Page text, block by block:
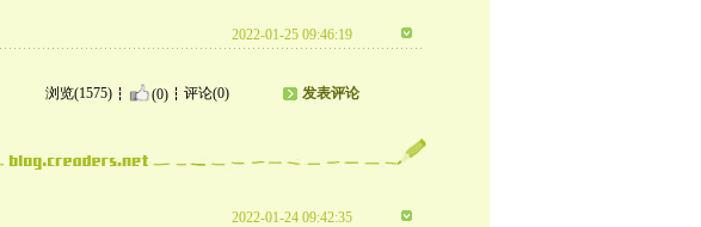
2022-01-25 09:46:19
浏览(1575) (0) 评论(0) 发表评论
2022-01-24 09:42:35